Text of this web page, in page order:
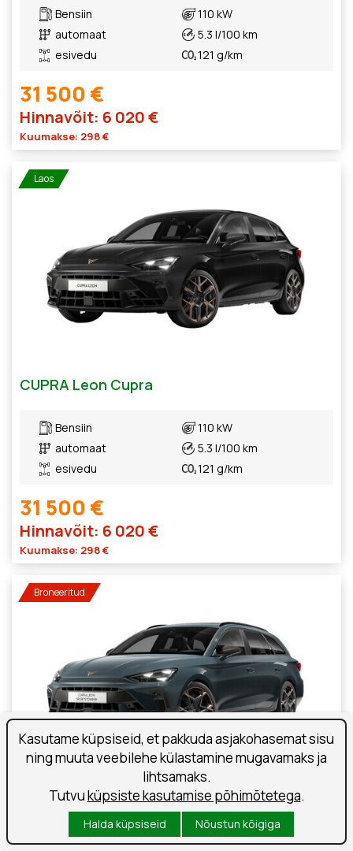
Bensiin
automaat
esivedu
110 kW
5.3 l/100 km
121 g/km
31 500 €
Hinnavõit: 6 020 €
Kuumakse: 298 €
Laos
CUPRA Leon Cupra
Bensiin
automaat
esivedu
110 kW
5.3 l/100 km
121 g/km
31 500 €
Hinnavõit: 6 020 €
Kuumakse: 298 €
Broneeritud
CUPRA Leon Sportstourer Cupra
Bensiin 150 kW
Kasutame küpsiseid, et pakkuda asjakohasemat sisu
ning muuta veebilehe külastamine mugavamaks ja
lihtsamaks.
Tutvuküpsiste kasutamise põhimõtetega.
Halda küpsiseid Nõustun kõigiga